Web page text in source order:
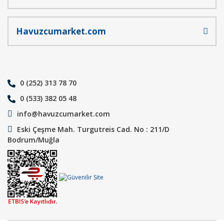
Havuzcumarket.com
0 (252) 313 78 70
0 (533) 382 05 48
info@havuzcumarket.com
Eski Çeşme Mah. Turgutreis Cad. No : 211/D
Bodrum/Muğla